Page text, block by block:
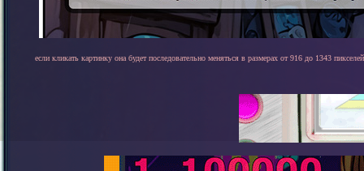
если кликать картинку она будет последовательно меняться в размерах от 916 до 1343